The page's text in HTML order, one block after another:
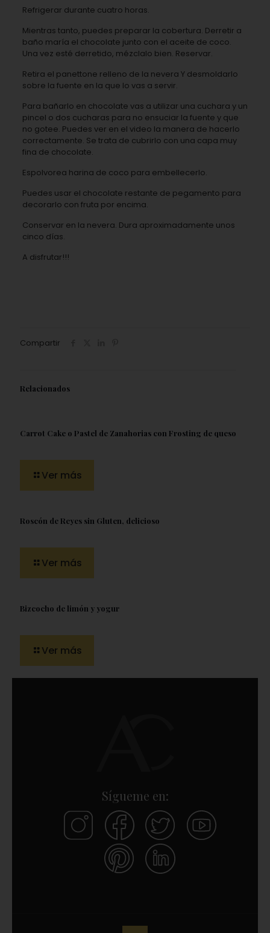
Refrigerar durante cuatro horas.
Mientras tanto, puedes preparar la cobertura. Derretir a
baño maría el chocolate junto con el aceite de coco.
Una vez esté derretido, mézclalo bien. Reservar.
Retira el panettone relleno de la nevera Y desmoldarlo
sobre la fuente en la que lo vas a servir.
Para bañarlo en chocolate vas a utilizar una cuchara y un
pincel o dos cucharas para no ensuciar la fuente y que
no gotee. Puedes ver en el video la manera de hacerlo
correctamente. Se trata de cubrirlo con una capa muy
fina de chocolate.
Espolvorea harina de coco para embellecerlo.
Puedes usar el chocolate restante de pegamento para
decorarlo con fruta por encima.
Conservar en la nevera. Dura aproximadamente unos
cinco días.
A disfrutar!!!
Compartir
Relacionados
Carrot Cake o Pastel de Zanahorias con Frosting de queso
Ver más
Roscón de Reyes sin Gluten, delicioso
Ver más
Bizcocho de limón y yogur
Ver más
Sígueme en: